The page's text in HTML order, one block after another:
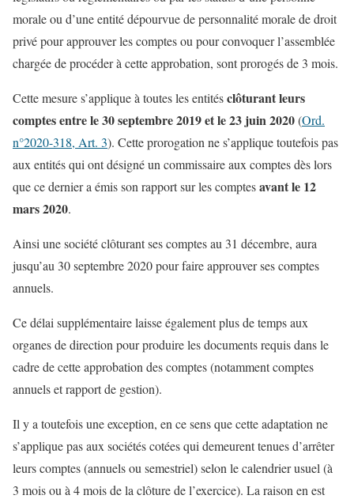
morale ou d’une entité dépourvue de personnalité morale de droit
privé pour approuver les comptes ou pour convoquer l’assemblée
chargée de procéder à cette approbation, sont prorogés de 3 mois.
Cette mesure s’applique à toutes les entitésclôturant leurs
comptes entre le 30 septembre 2019 et le 23 juin 2020(Ord.
n°2020-318, Art. 3). Cette prorogation ne s’applique toutefois pas
aux entités qui ont désigné un commissaire aux comptes dès lors
que ce dernier a émis son rapport sur les comptesavant le 12
mars 2020.
Ainsi une société clôturant ses comptes au 31 décembre, aura
jusqu’au 30 septembre 2020 pour faire approuver ses comptes
annuels.
Ce délai supplémentaire laisse également plus de temps aux
organes de direction pour produire les documents requis dans le
cadre de cette approbation des comptes (notamment comptes
annuels et rapport de gestion).
Il y a toutefois une exception, en ce sens que cette adaptation ne
s’applique pas aux sociétés cotées qui demeurent tenues d’arrêter
leurs comptes (annuels ou semestriel) selon le calendrier usuel (à
3 mois ou à 4 mois de la clôture de l’exercice). La raison en est